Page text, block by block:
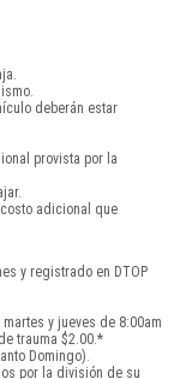
deberán estar
provista por la
adicional que
y registrado en DTOP
y jueves de 8:00am
trauma $2.00.*
Domingo).
por la división de su